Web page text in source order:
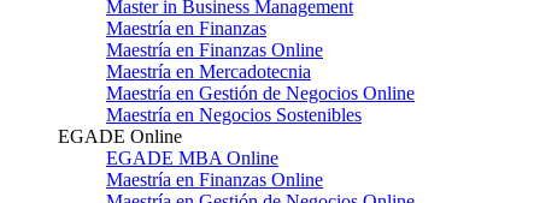
Master in Business Management
Maestría en Finanzas
Maestría en Finanzas Online
Maestría en Mercadotecnia
Maestría en Gestión de Negocios Online
Maestría en Negocios Sostenibles
EGADE Online
EGADE MBA Online
Maestría en Finanzas Online